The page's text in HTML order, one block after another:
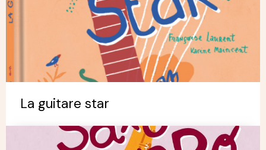
La guitare star